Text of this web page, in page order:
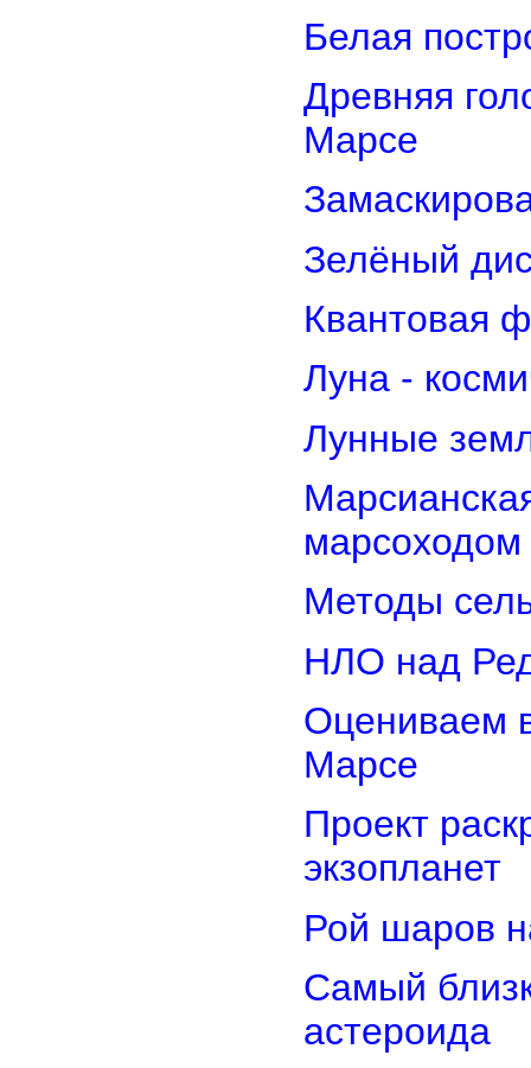
Белая
Древняя
Марсе
Зелёный
Квантовая
Луна -
Лунные
марсоходом
Методы
НЛО над
Оцениваем
Марсе
Проект
экзопланет
Рой шаров
Самый
астероида